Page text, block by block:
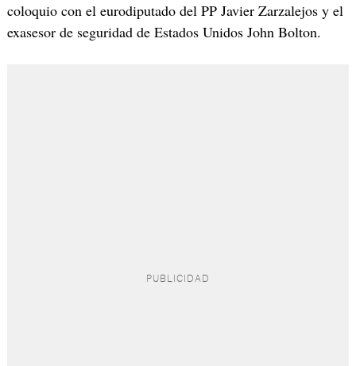
coloquio con el eurodiputado del PP Javier Zarzalejos y el
exasesor de seguridad de Estados Unidos John Bolton.